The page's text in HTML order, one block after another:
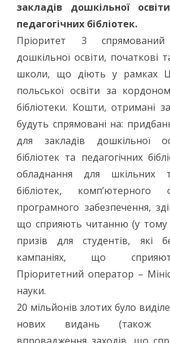
закладів дошкільної
педагогічних бібліотек.
Пріоритет 3
дошкільної освіти, початкові
школи, що діють у рамках
польської освіти за
бібліотеки. Кошти, отримані
будуть спрямовані на:
для закладів дошкільної
бібліотек та педагогічних
обладнання для шкільних
бібліотек, комп’ютерного
програмного забезпечення,
що сприяють читанню (у тому
призів для студентів, які
кампаніях, що
Пріоритетний оператор –
науки.
20 мільйонів злотих було
нових видань (також